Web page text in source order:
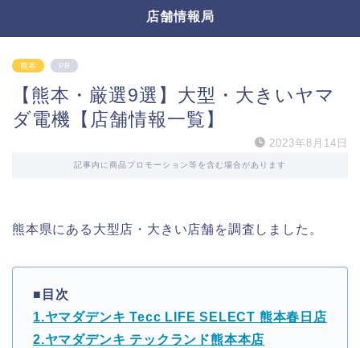
店舗情報局
熊本 PR
【熊本・厳選9選】大型・大きいヤマ
ダ電機【店舗情報一覧】
2023年8月14日
記事内に商品プロモーション等を含む場合があります
熊本県にある大型店・大きい店舗を調査しました。
■目次
1.ヤマダデンキ Tecc LIFE SELECT 熊本春日店
2.ヤマダデンキ テックランド熊本本店